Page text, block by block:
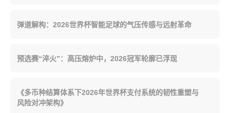
弹道解构：2026世界杯智能足球的气压传感与远射革命
预选赛“淬火”：高压熔炉中，2026冠军轮廓已浮现
《多币种结算体系下2026年世界杯支付系统的韧性重塑与
风险对冲架构》